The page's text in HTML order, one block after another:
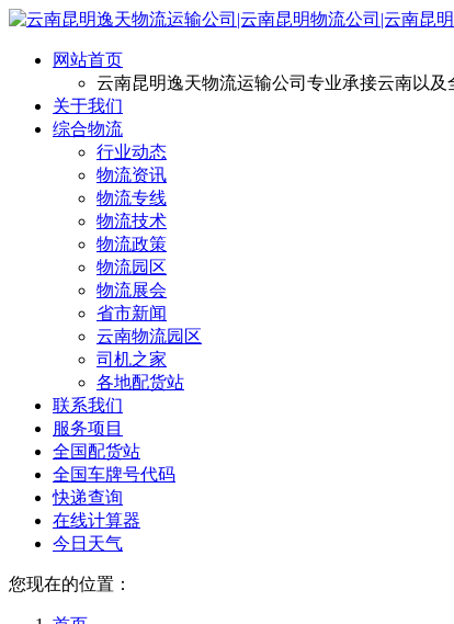
网站首页
云南昆明逸天物流运输公司专业承接云南以
关于我们
综合物流
行业动态
物流资讯
物流专线
物流技术
物流政策
物流园区
物流展会
省市新闻
云南物流园区
司机之家
各地配货站
联系我们
服务项目
全国配货站
全国车牌号代码
快递查询
在线计算器
今日天气
您现在的位置：